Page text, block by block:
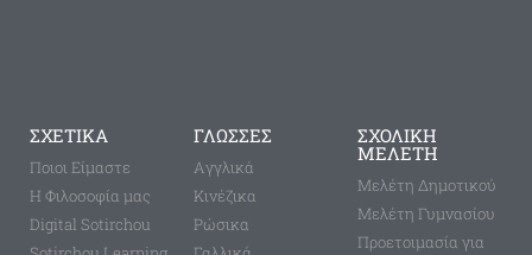
ΣΧΕΤΙΚΑ
Ποιοι Είμαστε
Η Φιλοσοφία μας
Digital Sotirchou
ΓΛΩΣΣΕΣ
Aγγλικά
Κινέζικα
Ρώσικα
ΣΧΟΛΙΚΗ
ΜΕΛΕΤΗ
Μελέτη Δημοτικού
Μελέτη Γυμνασίου
Προετοιμασία για